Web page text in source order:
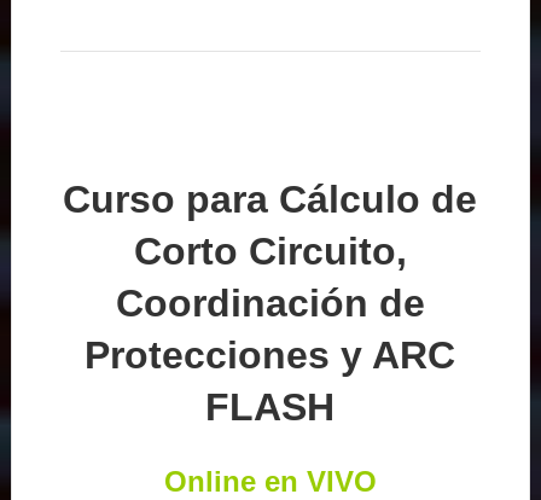
Curso para Cálculo de
Corto Circuito,
Coordinación de
Protecciones y ARC
FLASH
Online en VIVO